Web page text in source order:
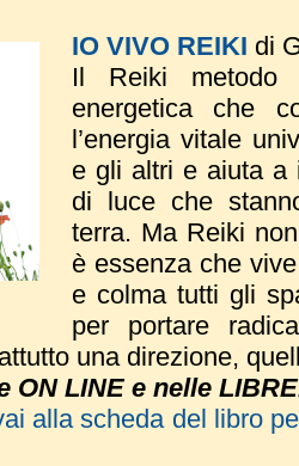
IO VIVO REIKI di
Il Reiki
energetica che
l’energia vitale
e gli altri e aiuta a
di luce che
terra. Ma Reiki
è essenza che
e colma tutti gli
per portare
una direzione,
ON LINE e nelle
alla scheda del libro